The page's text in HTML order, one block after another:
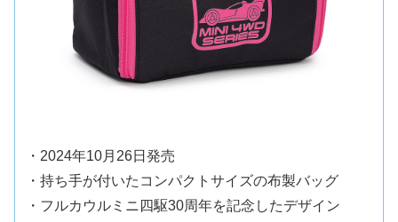
・2024年10月26日発売
・持ち手が付いたコンパクトサイズの布製バッグ
・フルカウルミニ四駆30周年を記念したデザイン